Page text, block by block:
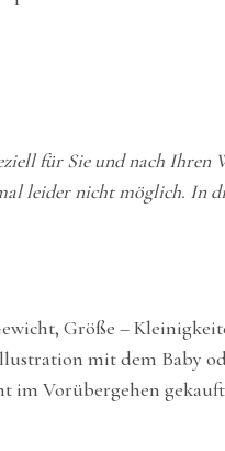
für Sie und nach Ihren
leider nicht möglich. In
Größe –
mit dem Baby
im Vorübergehen